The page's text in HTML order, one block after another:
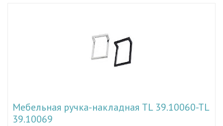
Мебельная ручка-накладная TL 39.10060-TL
39.10069